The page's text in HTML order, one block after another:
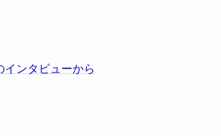
インタビューから